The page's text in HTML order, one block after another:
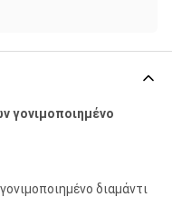
γονιμοποιημένο
διαμάντι